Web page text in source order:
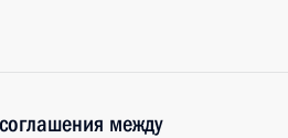
между